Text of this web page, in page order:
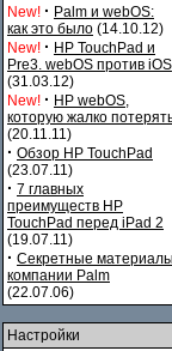
New! · Palm и webOS:
как это было (14.10.12)
New! · HP TouchPad и
Pre3. webOS против iOS
(31.03.12)
New! · HP webOS,
которую жалко
(20.11.11)
· Обзор HP TouchPad
(23.07.11)
· 7 главных
преимуществ HP
TouchPad перед iPad 2
(19.07.11)
· Секретные материалы
компании Palm
(22.07.06)
Настройки